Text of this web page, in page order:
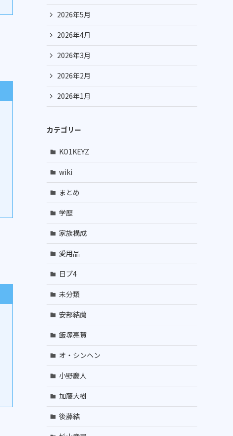
2026年5月
2026年4月
2026年3月
2026年2月
2026年1月
カテゴリー
KO1KEYZ
wiki
まとめ
学歴
家族構成
愛用品
日プ4
未分類
安部結蘭
飯塚亮賀
オ・シンヘン
小野慶人
加藤大樹
後藤結